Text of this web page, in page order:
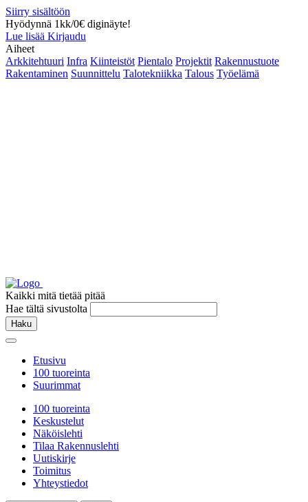
Siirry sisältöön
Hyödynnä 1kk/0€ diginäyte!
Lue lisää Kirjaudu
Aiheet
Arkkitehtuuri Infra Kiinteistöt Pientalo Projektit Rakennustuote
Rakentaminen Suunnittelu Talotekniikka Talous Työelämä
Kaikki mitä tietää pitää
Hae tältä sivustolta
Haku
Etusivu
100 tuoreinta
Suurimmat
100 tuoreinta
Keskustelut
Näköislehti
Tilaa Rakennuslehti
Uutiskirje
Toimitus
Yhteystiedot